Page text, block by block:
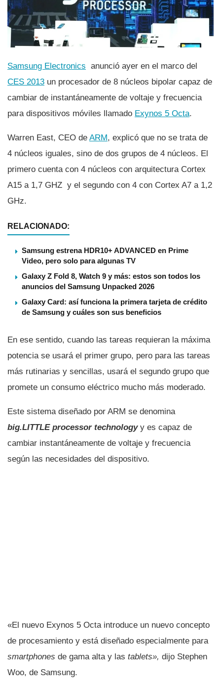
Samsung Electronics anunció ayer en el marco del
CES 2013 un procesador de 8 núcleos bipolar capaz de
cambiar de instantáneamente de voltaje y frecuencia
para dispositivos móviles llamado Exynos 5 Octa.
Warren East, CEO de ARM, explicó que no se trata de
4 núcleos iguales, sino de dos grupos de 4 núcleos. El
primero cuenta con 4 núcleos con arquitectura Cortex
A15 a 1,7 GHZ y el segundo con 4 con Cortex A7 a 1,2
GHz.
RELACIONADO:
Samsung estrena HDR10+ ADVANCED en Prime
Video, pero solo para algunas TV
Galaxy Z Fold 8, Watch 9 y más: estos son todos los
anuncios del Samsung Unpacked 2026
Galaxy Card: así funciona la primera tarjeta de crédito
de Samsung y cuáles son sus beneficios
En ese sentido, cuando las tareas requieran la máxima
potencia se usará el primer grupo, pero para las tareas
más rutinarias y sencillas, usará el segundo grupo que
promete un consumo eléctrico mucho más moderado.
Este sistema diseñado por ARM se denomina
big.LITTLE processor technologyy es capaz de
cambiar instantáneamente de voltaje y frecuencia
según las necesidades del dispositivo.
«El nuevo Exynos 5 Octa introduce un nuevo concepto
de procesamiento y está diseñado especialmente para
smartphones de gama alta y las tablets», dijo Stephen
Woo, de Samsung.